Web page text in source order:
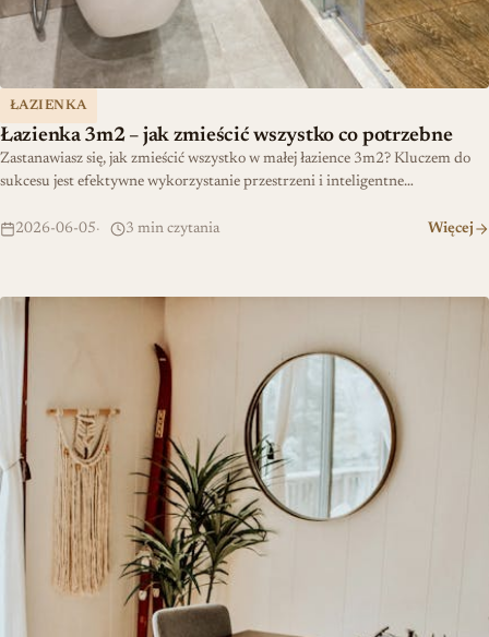
ŁAZIENKA
Łazienka 3m2 – jak zmieścić wszystko co potrzebne
Zastanawiasz się, jak zmieścić wszystko w małej łazience 3m2? Kluczem do
sukcesu jest efektywne wykorzystanie przestrzeni i inteligentne…
2026-06-05 3 min czytania Więcej
Kabina czy zasłonka prysznicowa – co lepsze do małej łazienki